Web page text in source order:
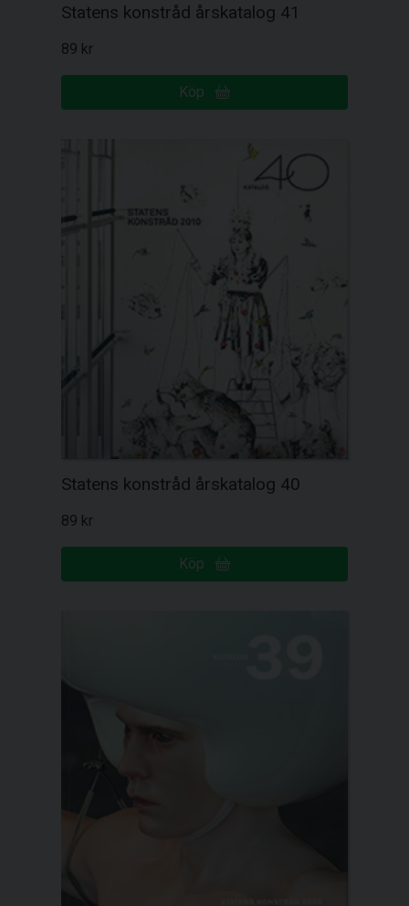
Statens konstråd årskatalog 41
89 kr
Köp
Statens konstråd årskatalog 40
89 kr
Köp